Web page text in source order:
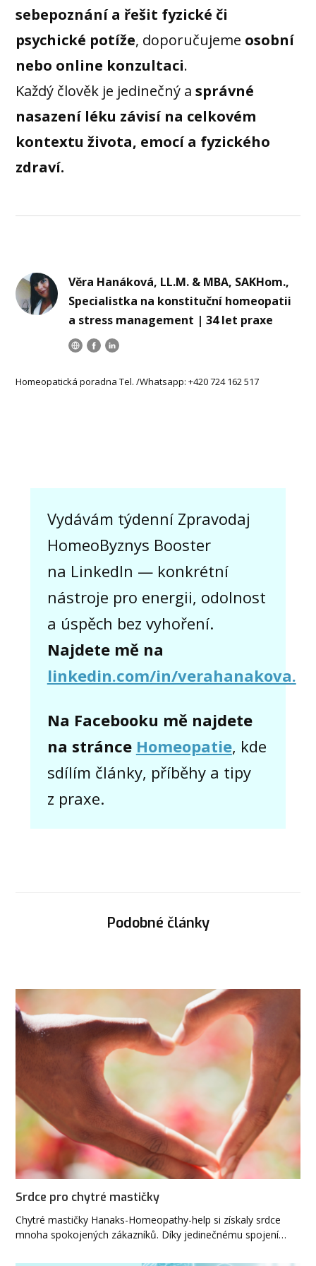
sebepoznání a řešit fyzické či
psychické potíže, doporučujeme osobní
nebo online konzultaci.
Každý člověk je jedinečný asprávné
nasazení léku závisí na celkovém
kontextu života, emocí a fyzického
zdraví.
Věra Hanáková, LL.M. & MBA, SAKHom.,
Specialistka na konstituční homeopatii
a stress management | 34 let praxe
Homeopatická poradna Tel. /Whatsapp: +420 724 162 517
Vydávám týdenní Zpravodaj
HomeoByznys Booster
na LinkedIn — konkrétní
nástroje pro energii, odolnost
a úspěch bez vyhoření.
Najdete mě na
linkedin.com/in/verahanakova.
Na Facebooku mě najdete
na stránce Homeopatie, kde
sdílím články, příběhy a tipy
z praxe.
Podobné články
Srdce pro chytré mastičky
Chytré mastičky Hanaks-Homeopathy-help si získaly srdce
mnoha spokojených zákazníků. Díky jedinečnému spojení…